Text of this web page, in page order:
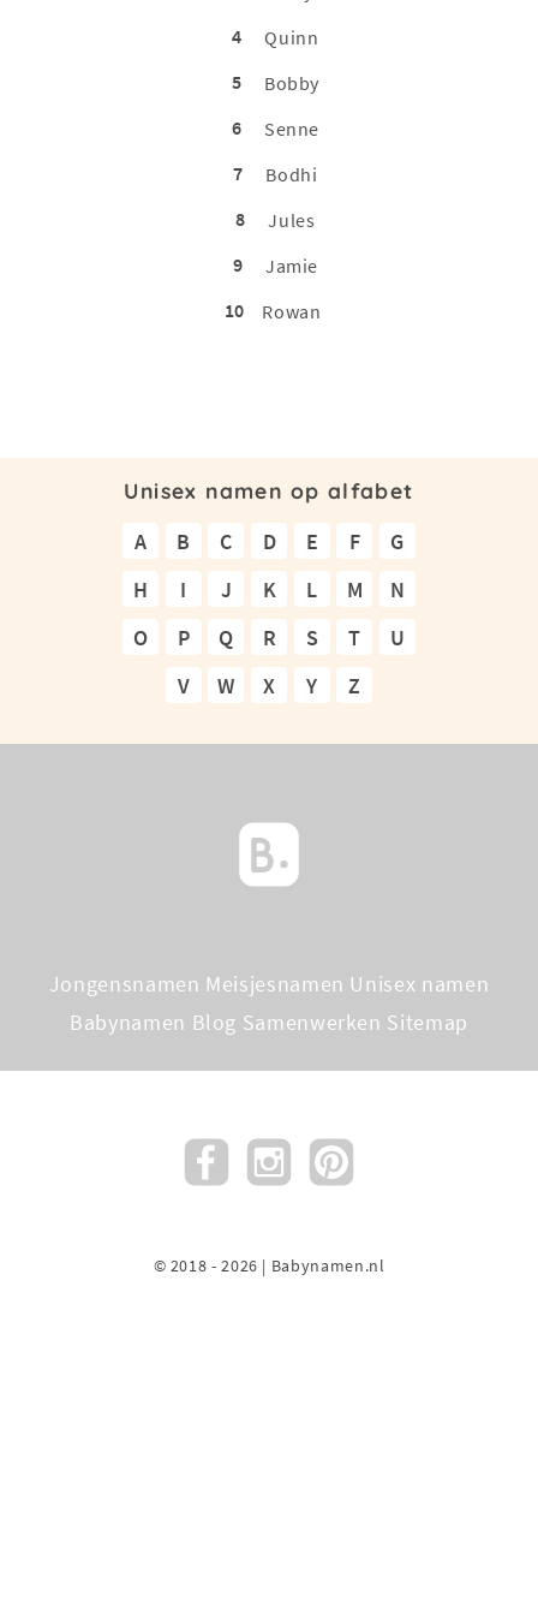
4
Quinn
5
Bobby
6
Senne
7
Bodhi
8
Jules
9
Jamie
10
Rowan
Unisex namen op alfabet
A B C D E F
G
H
I J K L M
N
O
P Q R S T
U
V
W X Y Z
Jongensnamen Meisjesnamen Unisex namen
Babynamen Blog Samenwerken Sitemap
© 2018 - 2026 | Babynamen.nl